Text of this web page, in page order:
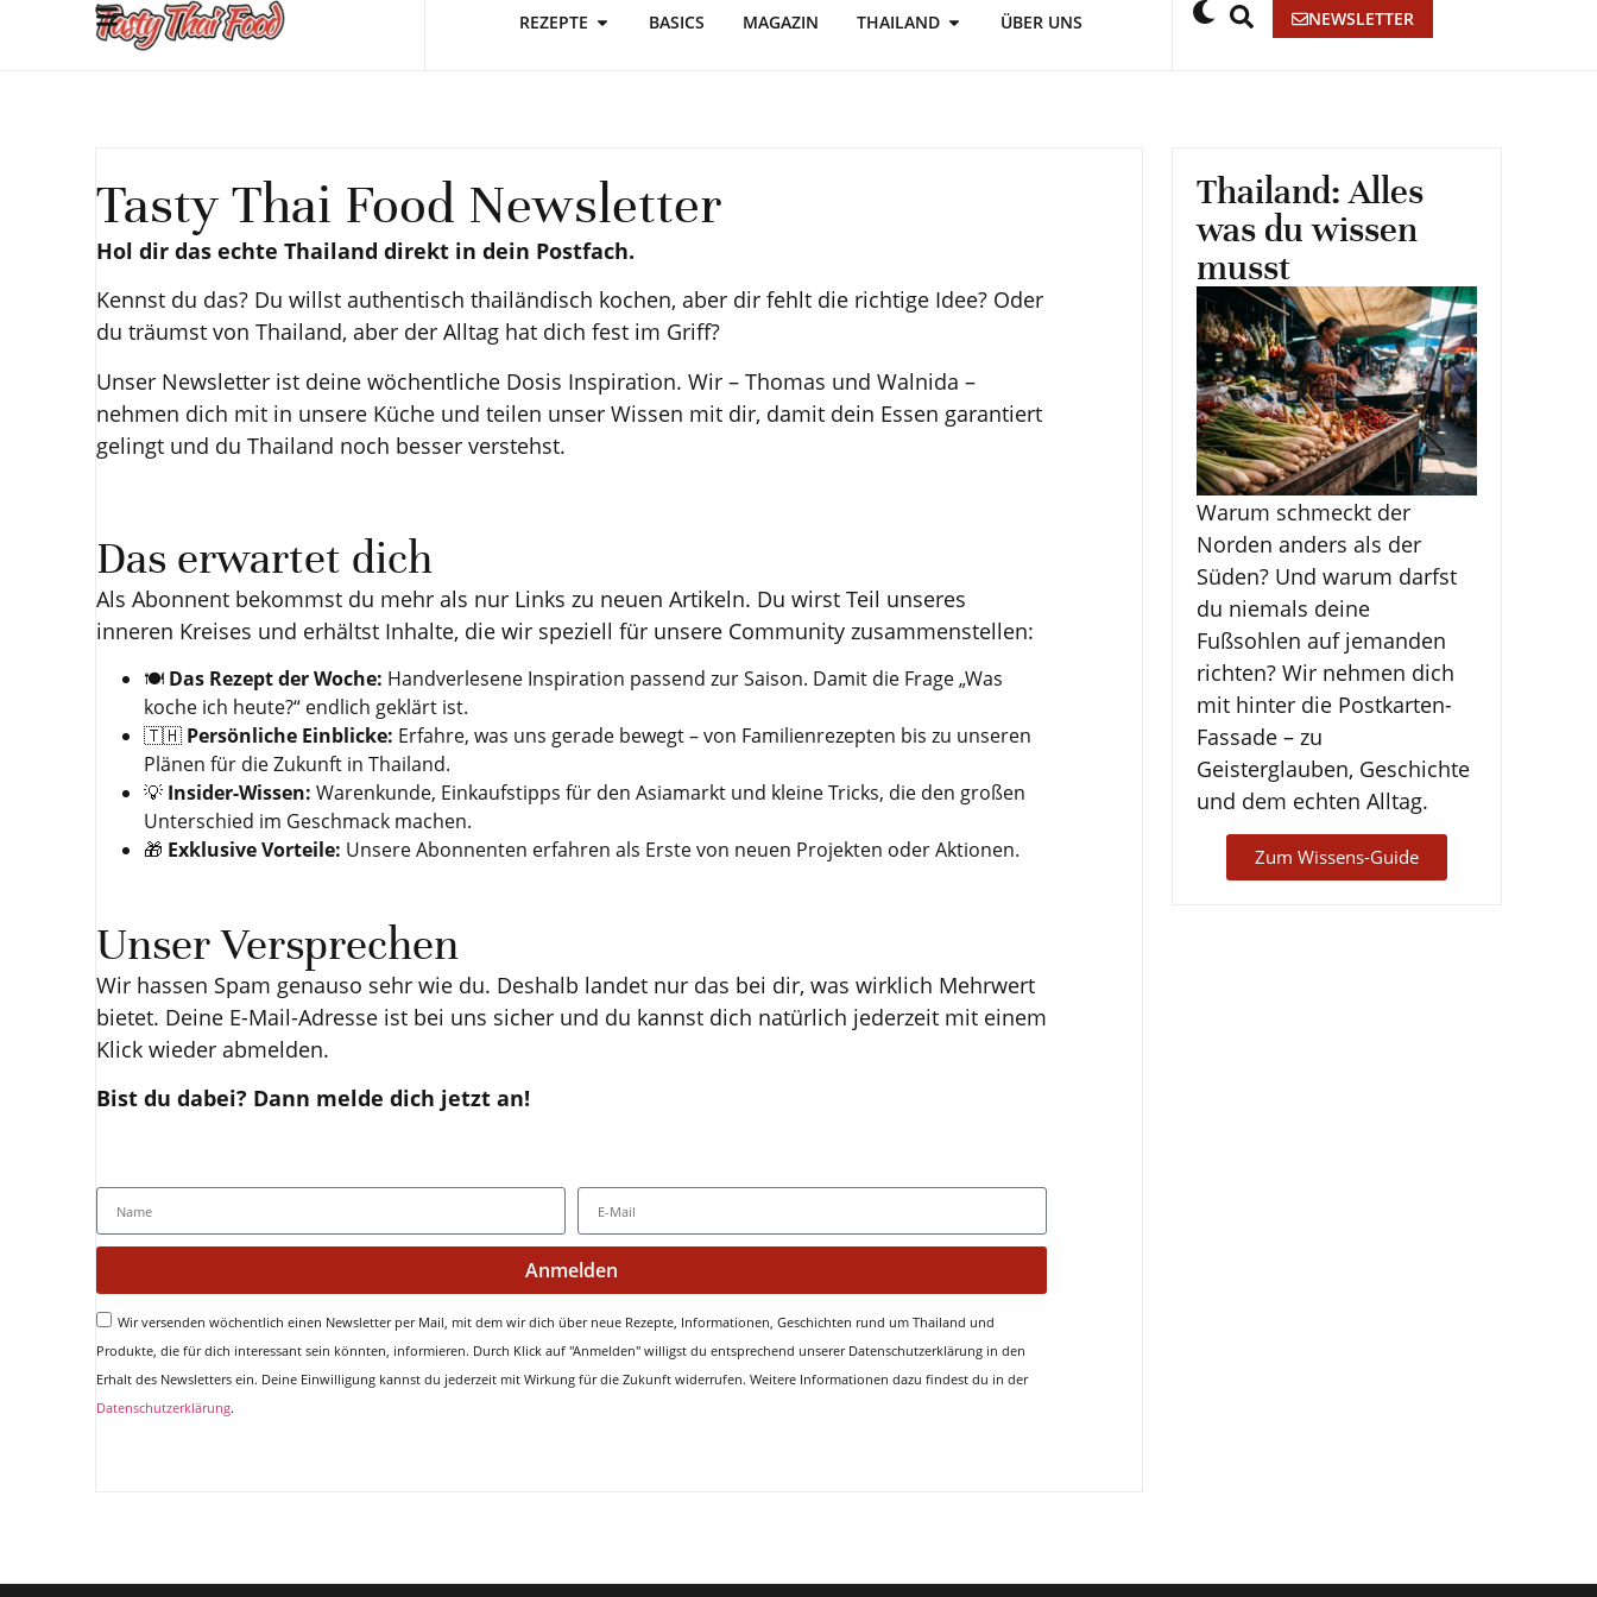
REZEPTE BASICS MAGAZIN THAILAND ÜBER UNS NEWSLETTER
Tasty Thai Food Newsletter
Hol dir das echte Thailand direkt in dein Postfach.
Kennst du das? Du willst authentisch thailändisch kochen, aber dir fehlt die richtige Idee? Oder
du träumst von Thailand, aber der Alltag hat dich fest im Griff?
Unser Newsletter ist deine wöchentliche Dosis Inspiration. Wir – Thomas und Walnida –
nehmen dich mit in unsere Küche und teilen unser Wissen mit dir, damit dein Essen garantiert
gelingt und du Thailand noch besser verstehst.
Das erwartet dich
Als Abonnent bekommst du mehr als nur Links zu neuen Artikeln. Du wirst Teil unseres
inneren Kreises und erhältst Inhalte, die wir speziell für unsere Community zusammenstellen:
🍽️ Das Rezept der Woche: Handverlesene Inspiration passend zur Saison. Damit die Frage „Was
koche ich heute?“ endlich geklärt ist.
🇹🇭 Persönliche Einblicke: Erfahre, was uns gerade bewegt – von Familienrezepten bis zu unseren
Plänen für die Zukunft in Thailand.
💡 Insider-Wissen: Warenkunde, Einkaufstipps für den Asiamarkt und kleine Tricks, die den großen
Unterschied im Geschmack machen.
🎁 Exklusive Vorteile: Unsere Abonnenten erfahren als Erste von neuen Projekten oder Aktionen.
Unser Versprechen
Wir hassen Spam genauso sehr wie du. Deshalb landet nur das bei dir, was wirklich Mehrwert
bietet. Deine E-Mail-Adresse ist bei uns sicher und du kannst dich natürlich jederzeit mit einem
Klick wieder abmelden.
Bist du dabei? Dann melde dich jetzt an!
Wir versenden wöchentlich einen Newsletter per Mail, mit dem wir dich über neue Rezepte, Informationen, Geschichten rund um Thailand und
Produkte, die für dich interessant sein könnten, informieren. Durch Klick auf "Anmelden" willigst du entsprechend unserer Datenschutzerklärung in den
Erhalt des Newsletters ein. Deine Einwilligung kannst du jederzeit mit Wirkung für die Zukunft widerrufen. Weitere Informationen dazu findest du in der
Datenschutzerklärung.
Anmelden
Thailand: Alles
was du wissen
musst
Warum schmeckt der
Norden anders als der
Süden? Und warum darfst
du niemals deine
Fußsohlen auf jemanden
richten? Wir nehmen dich
mit hinter die Postkarten-
Fassade – zu
Geisterglauben, Geschichte
und dem echten Alltag.
Zum Wissens-Guide